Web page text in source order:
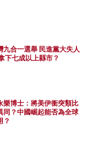
九合一選舉 民進黨大失人
下七成以上縣市？
樂博士：將美伊衝突類比
同？中國崛起能否為全球
？